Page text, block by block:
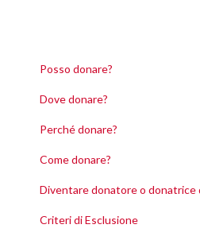
Posso donare?
Dove donare?
Perché donare?
Come donare?
Diventare donatore o donatrice
Criteri di Esclusione